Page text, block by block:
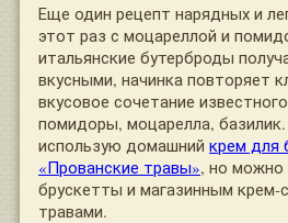
Еще один рецепт нарядных и
этот раз с моцареллой и
итальянские бутерброды
вкусными, начинка повторяет
вкусовое сочетание известного
помидоры, моцарелла, базилик.
использую домашний крем для
«Прованские травы», но можно
брускетты и магазинным
травами.